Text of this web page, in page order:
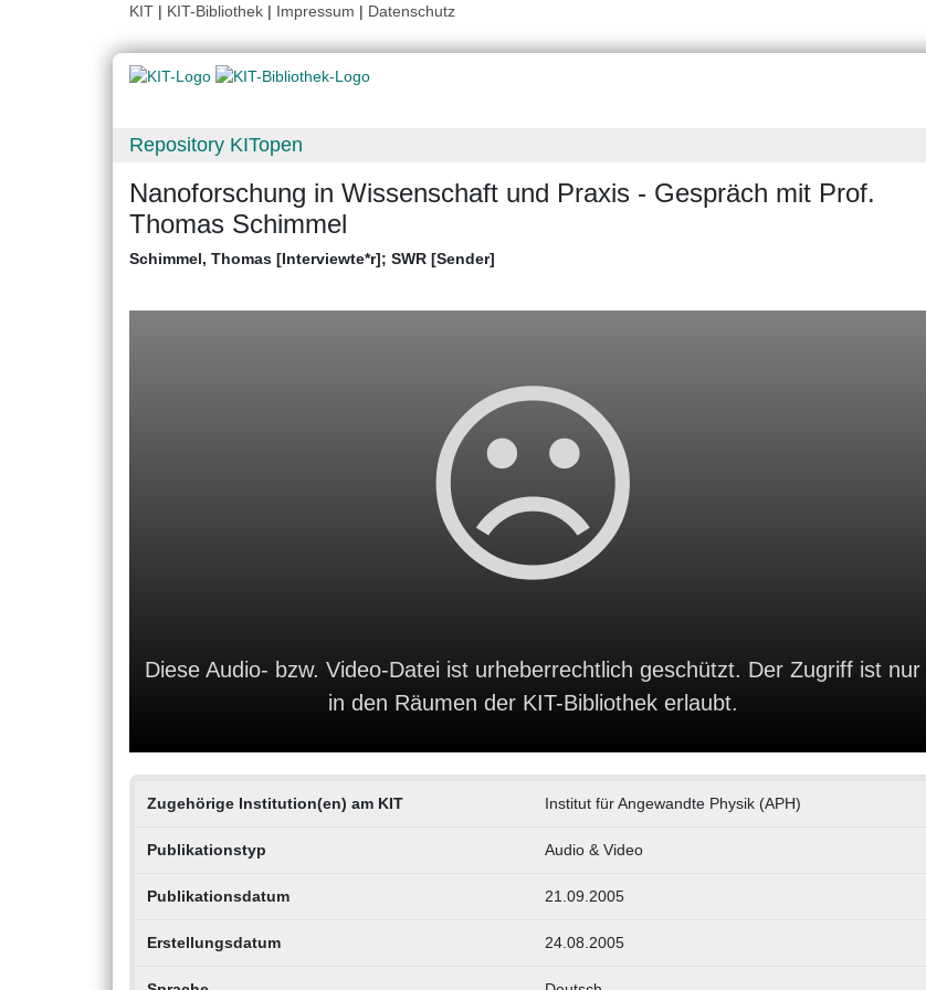
KIT | KIT-Bibliothek | Impressum | Datenschutz
Repository KITopen
Nanoforschung in Wissenschaft und Praxis - Gespräch mit Prof.
Thomas Schimmel
Schimmel, Thomas [Interviewte*r]; SWR [Sender]
Diese Audio- bzw. Video-Datei ist urheberrechtlich geschützt. Der Zugriff ist nur
in den Räumen der KIT-Bibliothek erlaubt.
Zugehörige Institution(en) am KIT Institut für Angewandte Physik (APH)
Publikationstyp Audio & Video
Publikationsdatum 21.09.2005
Erstellungsdatum 24.08.2005